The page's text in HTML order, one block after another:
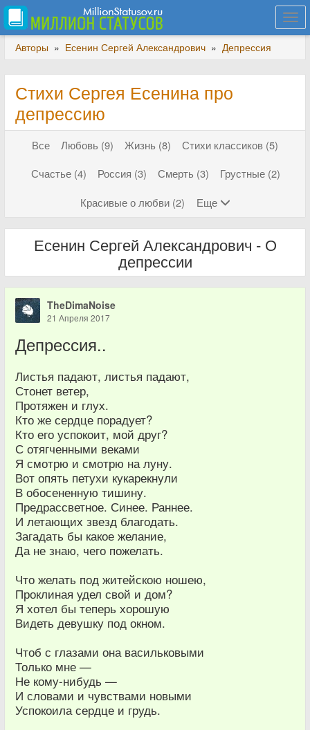
Авторы » Есенин Сергей Александрович » Депрессия
Стихи Сергея Есенина про
депрессию
Все Любовь (9) Жизнь (8)
Стихи классиков (5)
Счастье (4)
Россия (3) Смерть (3)
Грустные (2)
Красивые о любви (2)
Еще
Есенин Сергей Александрович - О
депрессии
TheDimaNoise
21 Апреля 2017
Депрессия..
Листья падают, листья падают,
Стонет ветер,
Протяжен и глух.
Кто же сердце порадует?
Кто его успокоит, мой друг?
С отягченными веками
Я смотрю и смотрю на луну.
Вот опять петухи кукарекнули
В обосененную тишину.
Предрассветное. Синее. Раннее.
И летающих звезд благодать.
Загадать бы какое желание,
Да не знаю, чего пожелать.
Что желать под житейскою ношею,
Проклиная удел свой и дом?
Я хотел бы теперь хорошую
Видеть девушку под окном.
Чтоб с глазами она васильковыми
Только мне —
Не кому-нибудь —
И словами и чувствами новыми
Успокоила сердце и грудь.